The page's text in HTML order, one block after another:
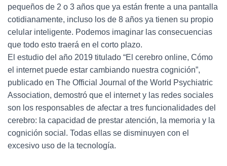
pequeños de 2 o 3 años que ya están frente a una pantalla
cotidianamente, incluso los de 8 años ya tienen su propio
celular inteligente. Podemos imaginar las consecuencias
que todo esto traerá en el corto plazo.
El estudio del año 2019 titulado “El cerebro online, Cómo
el internet puede estar cambiando nuestra cognición”,
publicado en The Official Journal of the World Psychiatric
Association, demostró que el internet y las redes sociales
son los responsables de afectar a tres funcionalidades del
cerebro: la capacidad de prestar atención, la memoria y la
cognición social. Todas ellas se disminuyen con el
excesivo uso de la tecnología.